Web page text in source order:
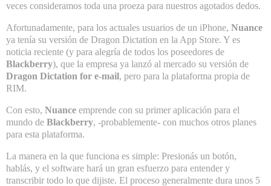
veces consideramos toda una proeza para nuestros agotados dedos.
Afortunadamente, para los actuales usuarios de un iPhone, Nuance
ya tenía su versión de Dragon Dictation en la App Store. Y es
noticia reciente (y para alegría de todos los poseedores de
Blackberry), que la empresa ya lanzó al mercado su versión de
Dragon Dictation for e-mail, pero para la plataforma propia de
RIM.
Con esto, Nuance emprende con su primer aplicación para el
mundo de Blackberry, -probablemente- con muchos otros planes
para esta plataforma.
La manera en la que funciona es simple: Presionás un botón,
hablás, y el software hará un gran esfuerzo para entender y
transcribir todo lo que dijiste. El proceso generalmente dura unos 5